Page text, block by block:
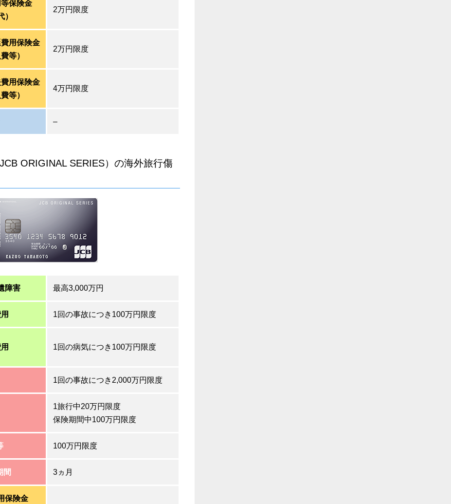
保険金
）
2万円限度
用保険金
等）
2万円限度
用保険金
等）
4万円限度
–
ORIGINAL SERIES）の海外旅行傷
障害 最高3,000万円
1回の事故につき100万円限度
1回の病気につき100万円限度
1回の事故につき2,000万円限度
1旅行中20万円限度
保険期間中100万円限度
100万円限度
間 3ヵ月
保険金